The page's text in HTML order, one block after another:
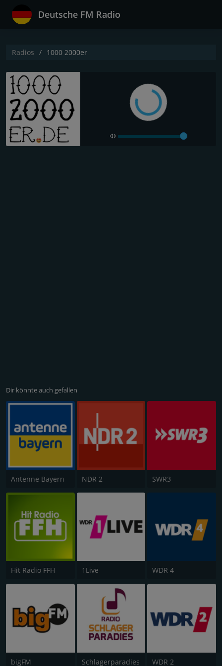
Deutsche FM Radio
Radios 1000 2000er
Dir könnte auch gefallen
Antenne Bayern NDR 2 SWR3
Hit Radio FFH 1Live WDR 4
bigFM Schlagerparadies WDR 2